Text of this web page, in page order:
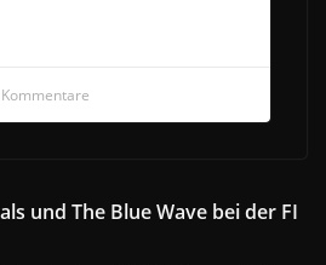
und The Blue Wave bei der FI